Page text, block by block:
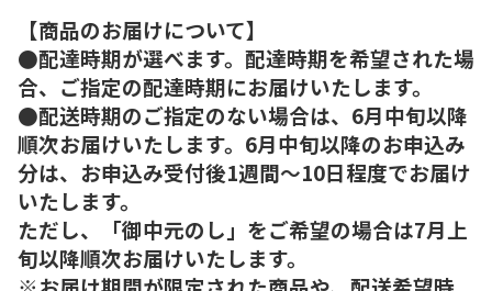
【商品のお届けについて】
●配達時期が選べます。配達時期を希望された場
合、ご指定の配達時期にお届けいたします。
●配送時期のご指定のない場合は、6月中旬以降
順次お届けいたします。6月中旬以降のお申込み
分は、お申込み受付後1週間～10日程度でお届け
いたします。
ただし、「御中元のし」をご希望の場合は7月上
旬以降順次お届けいたします。